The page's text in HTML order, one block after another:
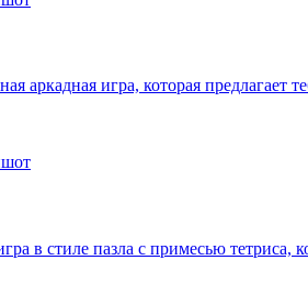
аркадная игра, которая
в стиле пазла с примесью